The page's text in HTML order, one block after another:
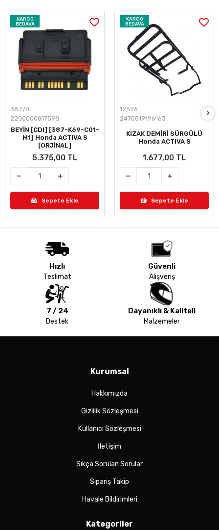
KARGO
BEDAVA
38770
2200000017598
BEYİN [CDI] [387-K69-C01-
M1] Honda ACTIVA S
[ORJİNAL]
5.375,00 TL
Sepete Ekle
KARGO
BEDAVA
12526
2470519196163
KIZAK DEMİRİ SÜRGÜLÜ
Honda ACTIVA S
1.677,00 TL
Sepete Ekle
Hızlı
Teslimat
Güvenli
Alışveriş
7 / 24
Destek
Dayanıklı & Kaliteli
Malzemeler
Kurumsal
Hakkımızda
Gizlilik Sözleşmesi
Kullanıcı Sözleşmesi
İletişim
Sıkça Sorulan Sorular
Sipariş Takip
Havale Bildirimleri
Kategoriler